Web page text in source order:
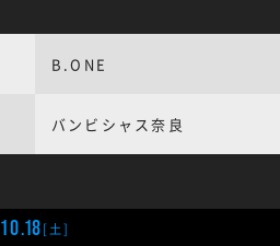
B.ONE
バンビシャス奈良
10.18[土]